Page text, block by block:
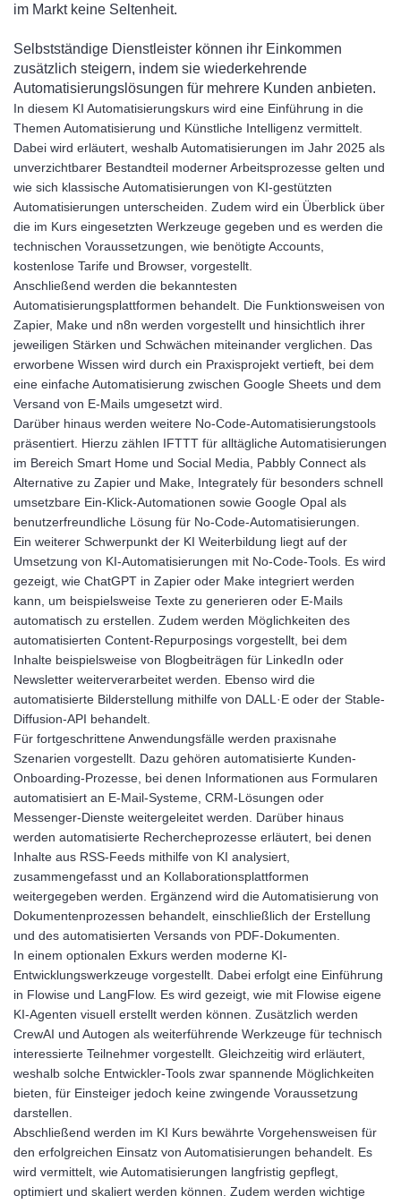
im Markt keine Seltenheit.
Selbstständige Dienstleister können ihr Einkommen
zusätzlich steigern, indem sie wiederkehrende
Automatisierungslösungen für mehrere Kunden anbieten.
In diesem KI Automatisierungskurs wird eine Einführung in die
Themen Automatisierung und Künstliche Intelligenz vermittelt.
Dabei wird erläutert, weshalb Automatisierungen im Jahr 2025 als
unverzichtbarer Bestandteil moderner Arbeitsprozesse gelten und
wie sich klassische Automatisierungen von KI-gestützten
Automatisierungen unterscheiden. Zudem wird ein Überblick über
die im Kurs eingesetzten Werkzeuge gegeben und es werden die
technischen Voraussetzungen, wie benötigte Accounts,
kostenlose Tarife und Browser, vorgestellt.
Anschließend werden die bekanntesten
Automatisierungsplattformen behandelt. Die Funktionsweisen von
Zapier, Make und n8n werden vorgestellt und hinsichtlich ihrer
jeweiligen Stärken und Schwächen miteinander verglichen. Das
erworbene Wissen wird durch ein Praxisprojekt vertieft, bei dem
eine einfache Automatisierung zwischen Google Sheets und dem
Versand von E-Mails umgesetzt wird.
Darüber hinaus werden weitere No-Code-Automatisierungstools
präsentiert. Hierzu zählen IFTTT für alltägliche Automatisierungen
im Bereich Smart Home und Social Media, Pabbly Connect als
Alternative zu Zapier und Make, Integrately für besonders schnell
umsetzbare Ein-Klick-Automationen sowie Google Opal als
benutzerfreundliche Lösung für No-Code-Automatisierungen.
Ein weiterer Schwerpunkt der KI Weiterbildung liegt auf der
Umsetzung von KI-Automatisierungen mit No-Code-Tools. Es wird
gezeigt, wie ChatGPT in Zapier oder Make integriert werden
kann, um beispielsweise Texte zu generieren oder E-Mails
automatisch zu erstellen. Zudem werden Möglichkeiten des
automatisierten Content-Repurposings vorgestellt, bei dem
Inhalte beispielsweise von Blogbeiträgen für LinkedIn oder
Newsletter weiterverarbeitet werden. Ebenso wird die
automatisierte Bilderstellung mithilfe von DALL·E oder der Stable-
Diffusion-API behandelt.
Für fortgeschrittene Anwendungsfälle werden praxisnahe
Szenarien vorgestellt. Dazu gehören automatisierte Kunden-
Onboarding-Prozesse, bei denen Informationen aus Formularen
automatisiert an E-Mail-Systeme, CRM-Lösungen oder
Messenger-Dienste weitergeleitet werden. Darüber hinaus
werden automatisierte Rechercheprozesse erläutert, bei denen
Inhalte aus RSS-Feeds mithilfe von KI analysiert,
zusammengefasst und an Kollaborationsplattformen
weitergegeben werden. Ergänzend wird die Automatisierung von
Dokumentenprozessen behandelt, einschließlich der Erstellung
und des automatisierten Versands von PDF-Dokumenten.
In einem optionalen Exkurs werden moderne KI-
Entwicklungswerkzeuge vorgestellt. Dabei erfolgt eine Einführung
in Flowise und LangFlow. Es wird gezeigt, wie mit Flowise eigene
KI-Agenten visuell erstellt werden können. Zusätzlich werden
CrewAI und Autogen als weiterführende Werkzeuge für technisch
interessierte Teilnehmer vorgestellt. Gleichzeitig wird erläutert,
weshalb solche Entwickler-Tools zwar spannende Möglichkeiten
bieten, für Einsteiger jedoch keine zwingende Voraussetzung
darstellen.
Abschließend werden im KI Kurs bewährte Vorgehensweisen für
den erfolgreichen Einsatz von Automatisierungen behandelt. Es
wird vermittelt, wie Automatisierungen langfristig gepflegt,
optimiert und skaliert werden können. Zudem werden wichtige